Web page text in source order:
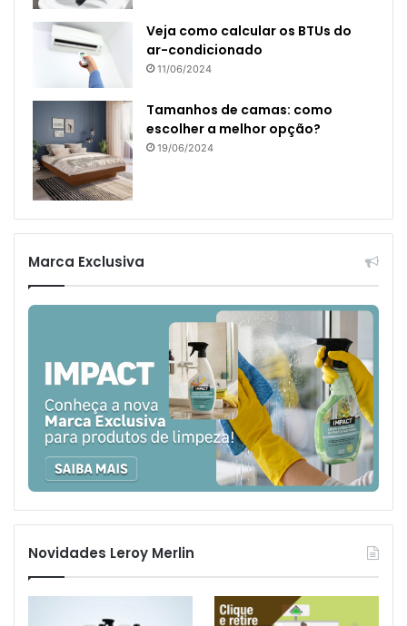
Veja como calcular os BTUs do
ar-condicionado
11/06/2024
Tamanhos de camas: como
escolher a melhor opção?
19/06/2024
Marca Exclusiva
Novidades Leroy Merlin